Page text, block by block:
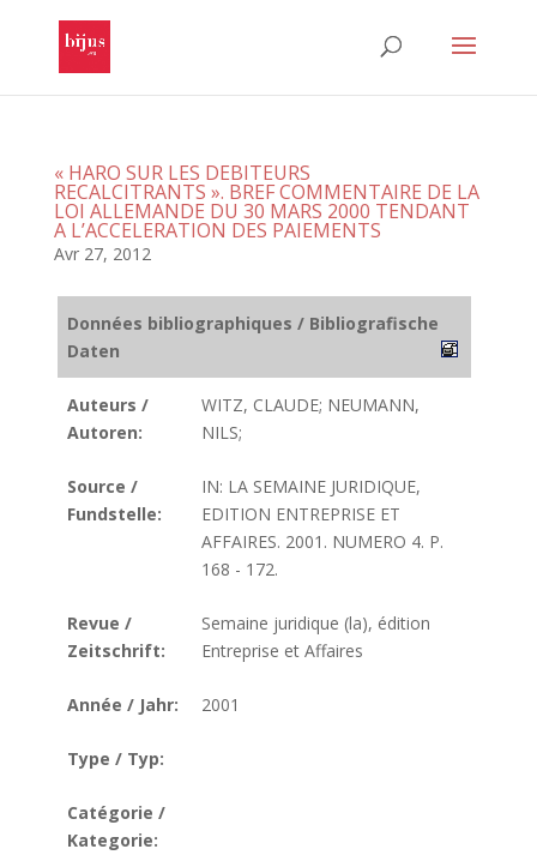
« HARO SUR LES DEBITEURS
RECALCITRANTS ». BREF COMMENTAIRE DE LA
LOI ALLEMANDE DU 30 MARS 2000 TENDANT
A L’ACCELERATION DES PAIEMENTS
Avr 27, 2012
Données bibliographiques / Bibliografische
Daten
Auteurs /
Autoren:
WITZ, CLAUDE; NEUMANN,
NILS;
Source /
Fundstelle:
IN: LA SEMAINE JURIDIQUE,
EDITION ENTREPRISE ET
AFFAIRES. 2001. NUMERO 4. P.
168 - 172.
Revue /
Zeitschrift:
Semaine juridique (la), édition
Entreprise et Affaires
Année / Jahr: 2001
Type / Typ:
Catégorie /
Kategorie: